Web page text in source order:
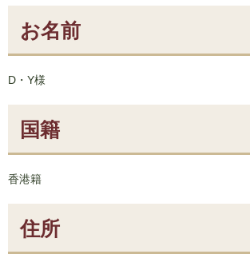
お名前
D・Y様
国籍
香港籍
住所